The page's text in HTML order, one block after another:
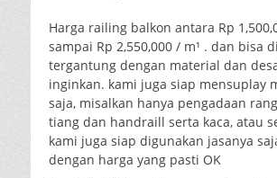
Harga railing balkon antara Rp
sampai Rp 2,550,000 / m¹ . dan bisa
tergantung dengan material dan
inginkan. kami juga siap mensuplay
saja, misalkan hanya pengadaan
tiang dan handraill serta kaca, atau
kami juga siap digunakan jasanya
dengan harga yang pasti OK